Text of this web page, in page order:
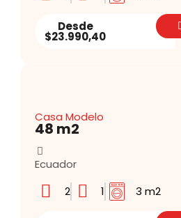
Desde
$23.990,40
Casa Modelo
48 m2
Ecuador
2
1 3 m2